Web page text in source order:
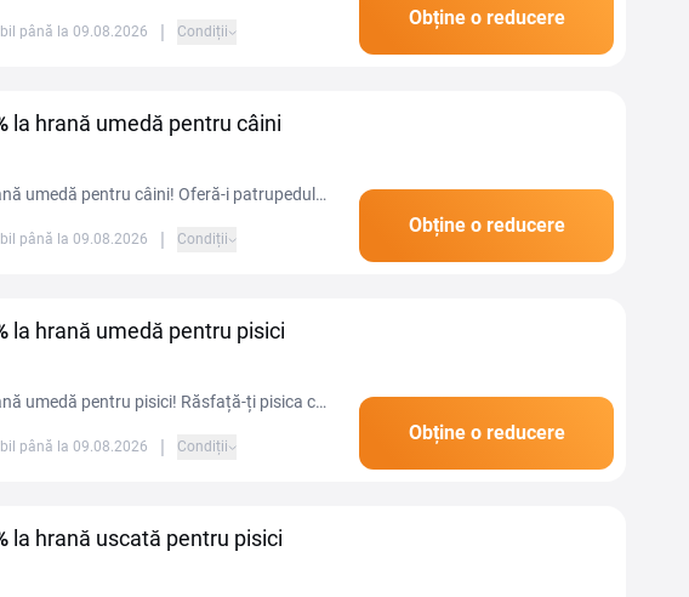
până la 09.08.2026 | Condiții
Obține o reducere
la hrană umedă pentru câini
umedă pentru câini! Oferă-i patrupedului
până la 09.08.2026 | Condiții
Obține o reducere
la hrană umedă pentru pisici
umedă pentru pisici! Răsfață-ți pisica cu
până la 09.08.2026 | Condiții
Obține o reducere
la hrană uscată pentru pisici